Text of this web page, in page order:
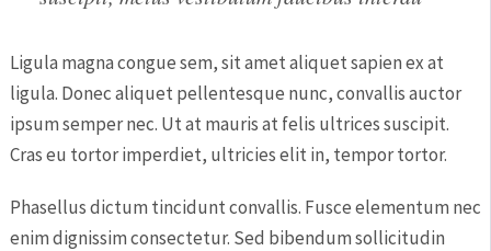
Ligula magna congue sem, sit amet aliquet sapien ex at
ligula. Donec aliquet pellentesque nunc, convallis auctor
ipsum semper nec. Ut at mauris at felis ultrices suscipit.
Cras eu tortor imperdiet, ultricies elit in, tempor tortor.
Phasellus dictum tincidunt convallis. Fusce elementum nec
enim dignissim consectetur. Sed bibendum sollicitudin